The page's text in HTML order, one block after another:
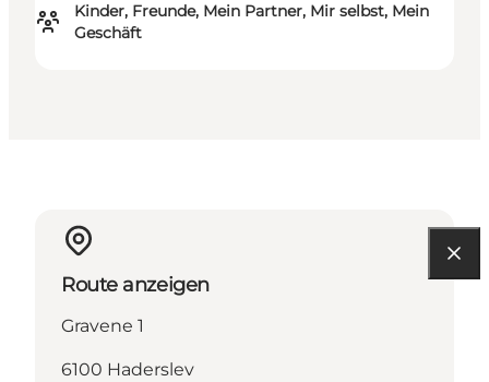
Kinder, Freunde, Mein Partner, Mir selbst, Mein
Geschäft
Route anzeigen
Gravene 1
6100 Haderslev